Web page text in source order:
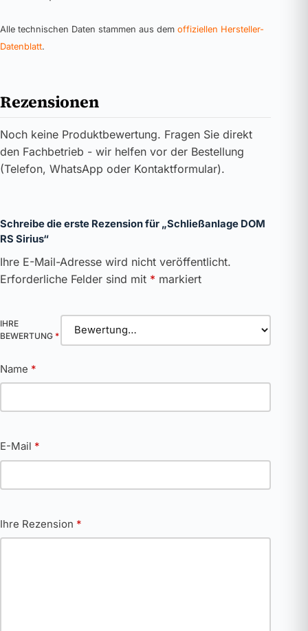
Alle technischen Daten stammen aus dem offiziellen Hersteller-
Datenblatt.
Rezensionen
Noch keine Produktbewertung. Fragen Sie direkt
den Fachbetrieb - wir helfen vor der Bestellung
(Telefon, WhatsApp oder Kontaktformular).
Schreibe die erste Rezension für „Schließanlage DOM
RS Sirius“
Ihre E-Mail-Adresse wird nicht veröffentlicht.
Erforderliche Felder sind mit * markiert
IHRE
BEWERTUNG *
Name *
E-Mail *
Ihre Rezension *